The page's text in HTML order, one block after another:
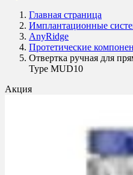
Главная страница
Имплантационные
AnyRidge
Протетические
Отвертка ручная для
Type MUD10
Акция